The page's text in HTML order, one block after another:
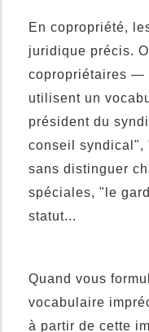
En copropriété,
juridique précis.
copropriétaires —
utilisent un
président du
conseil syndical",
sans distinguer
spéciales, "le
statut...
Quand vous
vocabulaire
à partir de cette